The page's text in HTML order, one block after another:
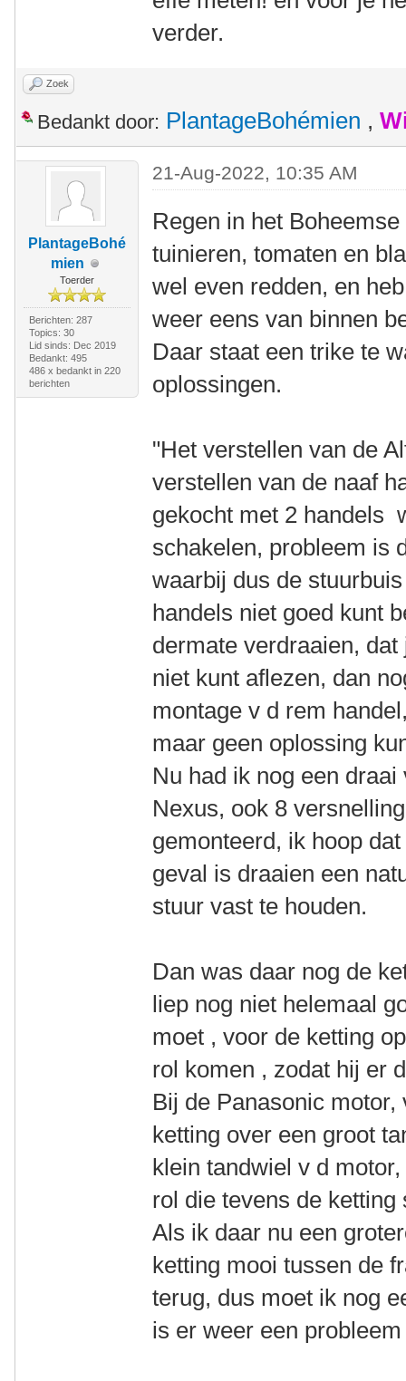
verder.
Zoek
Bedankt door: PlantageBohémien ,
PlantageBohé
mien
Toerder
Berichten: 287
Topics: 30
Lid sinds: Dec 2019
Bedankt: 495
486 x bedankt in 220
berichten
21-Aug-2022, 10:35 AM
Regen in het
tuinieren, tomaten en
wel even redden, en
weer eens van binnen
Daar staat een trike te
oplossingen.
"Het verstellen van de
verstellen van de naaf
gekocht met 2 handels
schakelen, probleem is
waarbij dus de
handels niet goed kunt
dermate verdraaien,
niet kunt aflezen, dan
montage v d rem
maar geen oplossing
Nu had ik nog een
Nexus, ook 8
gemonteerd, ik hoop
geval is draaien een
stuur vast te houden.
Dan was daar nog de
liep nog niet helemaal
moet , voor de ketting
rol komen , zodat hij er
Bij de Panasonic
ketting over een groot
klein tandwiel v d
rol die tevens de ketting
Als ik daar nu een
ketting mooi tussen de
terug, dus moet ik nog
is er weer een